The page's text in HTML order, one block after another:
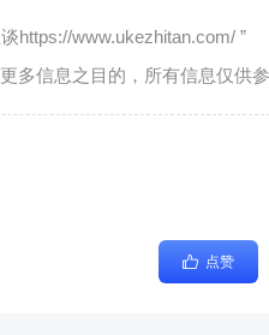
https://www.ukezhitan.com/ ”
多信息之目的，所有信息仅供
点赞